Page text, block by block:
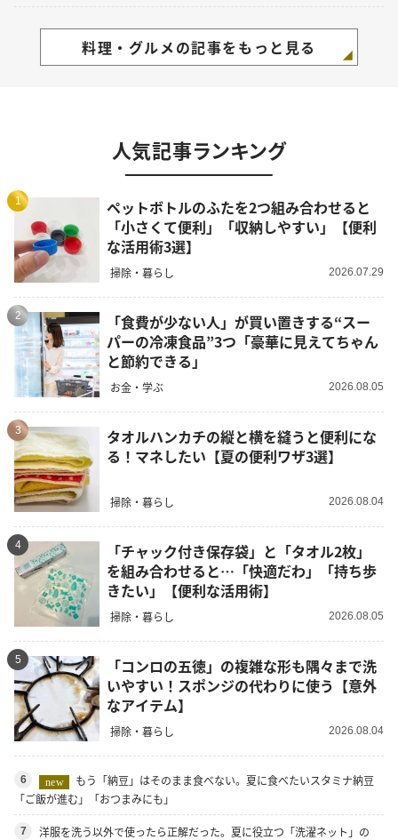
料理・グルメの記事をもっと見る
人気記事ランキング
1
ペットボトルのふたを2つ組み合わせると
「小さくて便利」「収納しやすい」【便利
な活用術3選】
掃除・暮らし 2026.07.29
2
「食費が少ない人」が買い置きする“スー
パーの冷凍食品”3つ「豪華に見えてちゃん
と節約できる」
お金・学ぶ 2026.08.05
3
タオルハンカチの縦と横を縫うと便利にな
る！マネしたい【夏の便利ワザ3選】
掃除・暮らし 2026.08.04
4
「チャック付き保存袋」と「タオル2枚」
を組み合わせると…「快適だわ」「持ち歩
きたい」【便利な活用術】
掃除・暮らし 2026.08.05
5
「コンロの五徳」の複雑な形も隅々まで洗
いやすい！スポンジの代わりに使う【意外
なアイテム】
掃除・暮らし 2026.08.04
6 new
もう「納豆」はそのまま食べない。夏に食べたいスタミナ納豆
「ご飯が進む」「おつまみにも」
7
洋服を洗う以外で使ったら正解だった。夏に役立つ「洗濯ネット」の